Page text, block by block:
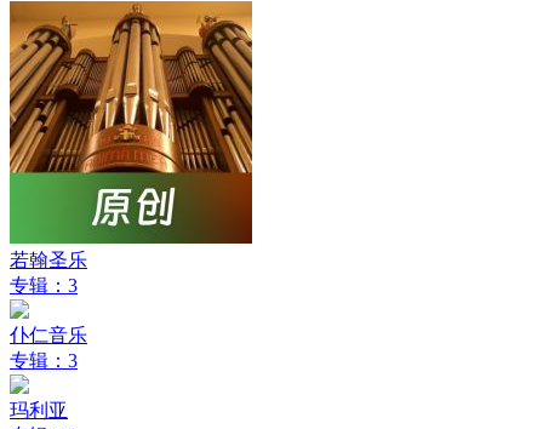
若翰圣乐
专辑：3
仆仁音乐
专辑：3
玛利亚